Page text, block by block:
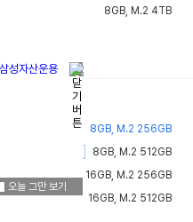
오늘 그만 보기
8GB, M.2 4TB
1위
8GB, M.2 256GB
8GB, M.2 512GB
16GB, M.2 256GB
16GB, M.2 512GB